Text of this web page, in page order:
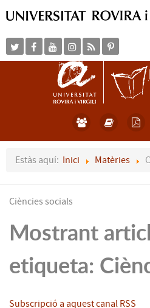
Estàs aquí: Inici Matèries
Ciències socials
Mostrant
etiqueta:
Subscripció a aquest canal RSS